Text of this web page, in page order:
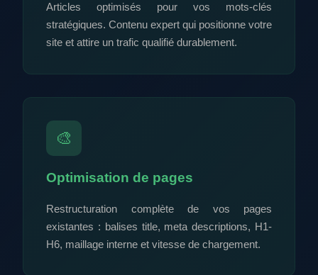
Articles optimisés pour vos mots-clés
stratégiques. Contenu expert qui positionne votre
site et attire un trafic qualifié durablement.
🎨
Optimisation de pages
Restructuration complète de vos pages
existantes : balises title, meta descriptions, H1-
H6, maillage interne et vitesse de chargement.